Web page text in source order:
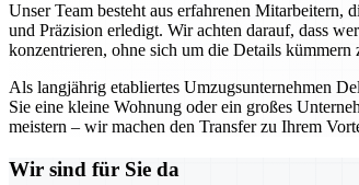
Unser Team besteht aus erfahrenen Mitarbeitern,
und Präzision erledigt. Wir achten darauf, dass
konzentrieren, ohne sich um die Details kümmern
Als langjährig etabliertes Umzugsunternehmen
Sie eine kleine Wohnung oder ein großes
meistern – wir machen den Transfer zu Ihrem
Wir sind für Sie da